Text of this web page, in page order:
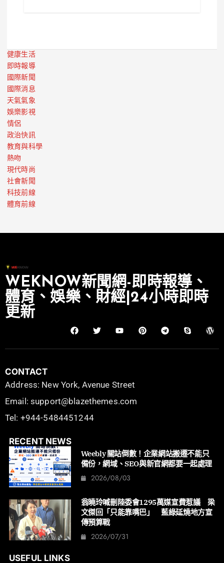
健康生活
即時報導
國際新聞
國際消息
天氣氣象
娛樂影視
情侶
政治快訊
教育與科學
熱吻
現代時尚
社會新聞
科技前線
體育前線
WEKNOW新聞網-即時報導、
體育、娛樂、財經|24小時即時
更新
CONTACT
Address: New York, Avenue Street
Email: support@blazethemes.com
Tel: +944-5484451244
RECENT NEWS
Weebly 關站倒數！企業網站搬遷不能只
備份，網域、SEO與新官網都要一起處理
2026/08/03
翁曉玲喊刪陸委會1295萬媒宣費惹議 梁
文傑回「只能靠嘴巴」 藍綠延燒地方宣
傳預算戰
2026/07/31
USEFUL LINKS